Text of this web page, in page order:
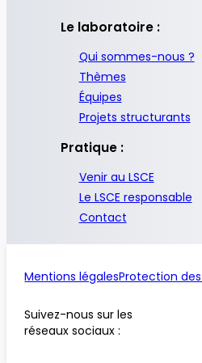
Le laboratoire :
Qui sommes-nous ?
Thèmes
Équipes
Projets structurants
Pratique :
Venir au LSCE
Le LSCE responsable
Contact
Mentions légalesProtection
Suivez-nous sur les
réseaux sociaux :